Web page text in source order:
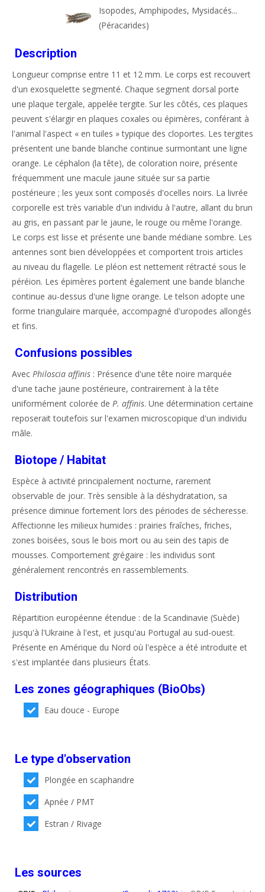
Isopodes, Amphipodes, Mysidacés...
(Péracarides)
Description
Longueur comprise entre 11 et 12 mm. Le corps est recouvert
d'un exosquelette segmenté. Chaque segment dorsal porte
une plaque tergale, appelée tergite. Sur les côtés, ces plaques
peuvent s'élargir en plaques coxales ou épimères, conférant à
l'animal l'aspect « en tuiles » typique des cloportes. Les tergites
présentent une bande blanche continue surmontant une ligne
orange. Le céphalon (la tête), de coloration noire, présente
fréquemment une macule jaune située sur sa partie
postérieure ; les yeux sont composés d'ocelles noirs. La livrée
corporelle est très variable d'un individu à l'autre, allant du brun
au gris, en passant par le jaune, le rouge ou même l'orange.
Le corps est lisse et présente une bande médiane sombre. Les
antennes sont bien développées et comportent trois articles
au niveau du flagelle. Le pléon est nettement rétracté sous le
péréion. Les épimères portent également une bande blanche
continue au-dessus d'une ligne orange. Le telson adopte une
forme triangulaire marquée, accompagné d'uropodes allongés
et fins.
Confusions possibles
Avec Philoscia affinis : Présence d'une tête noire marquée
d'une tache jaune postérieure, contrairement à la tête
uniformément colorée de P. affinis. Une détermination certaine
reposerait toutefois sur l'examen microscopique d'un individu
mâle.
Biotope / Habitat
Espèce à activité principalement nocturne, rarement
observable de jour. Très sensible à la déshydratation, sa
présence diminue fortement lors des périodes de sécheresse.
Affectionne les milieux humides : prairies fraîches, friches,
zones boisées, sous le bois mort ou au sein des tapis de
mousses. Comportement grégaire : les individus sont
généralement rencontrés en rassemblements.
Distribution
Répartition européenne étendue : de la Scandinavie (Suède)
jusqu'à l'Ukraine à l'est, et jusqu'au Portugal au sud-ouest.
Présente en Amérique du Nord où l'espèce a été introduite et
s'est implantée dans plusieurs États.
Les zones géographiques (BioObs)
Eau douce - Europe
Le type d'observation
Plongée en scaphandre
Apnée / PMT
Estran / Rivage
Les sources